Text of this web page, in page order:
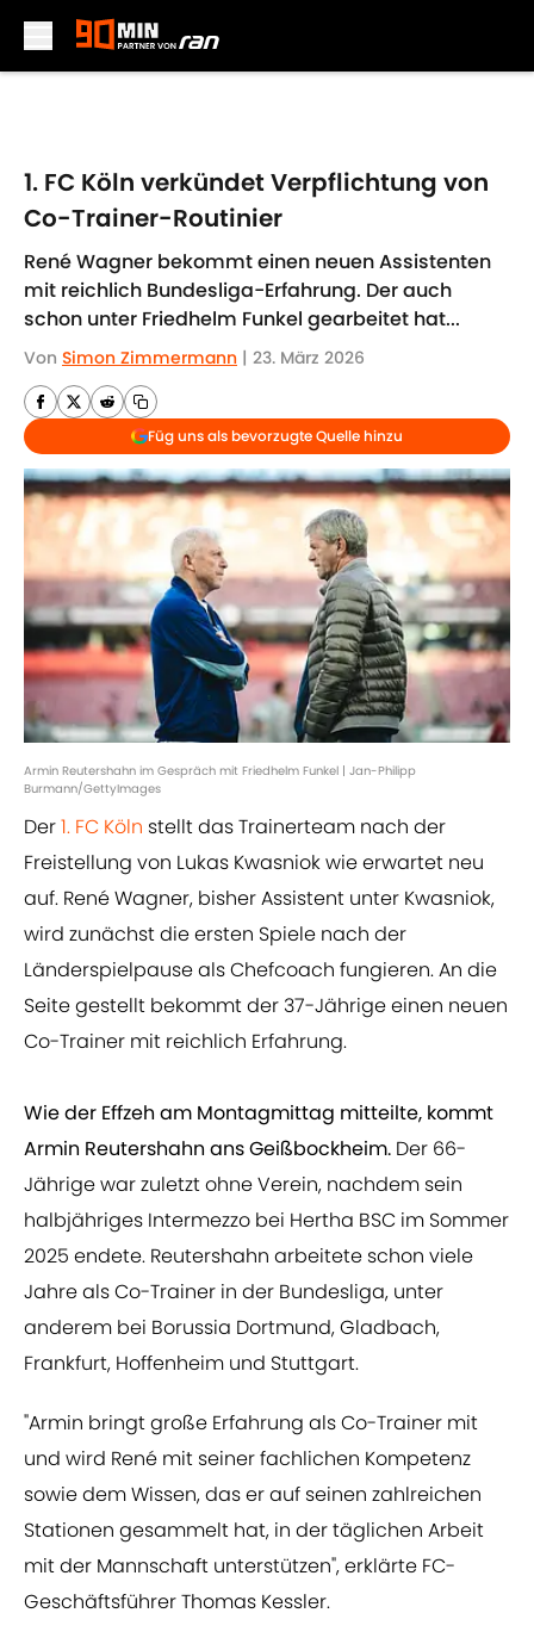
1. FC Köln verkündet Verpflichtung von
Co-Trainer-Routinier
René Wagner bekommt einen neuen Assistenten
mit reichlich Bundesliga-Erfahrung. Der auch
schon unter Friedhelm Funkel gearbeitet hat...
Von Simon Zimmermann | 23. März 2026
Füg uns als bevorzugte Quelle hinzu
Armin Reutershahn im Gespräch mit Friedhelm Funkel | Jan-Philipp
Burmann/GettyImages
Der1. FC Köln stellt das Trainerteam nach der
Freistellung von Lukas Kwasniok wie erwartet neu
auf. René Wagner, bisher Assistent unter Kwasniok,
wird zunächst die ersten Spiele nach der
Länderspielpause als Chefcoach fungieren. An die
Seite gestellt bekommt der 37-Jährige einen neuen
Co-Trainer mit reichlich Erfahrung.
Wie der Effzeh am Montagmittag mitteilte, kommt
Armin Reutershahn ans Geißbockheim. Der 66-
Jährige war zuletzt ohne Verein, nachdem sein
halbjähriges Intermezzo bei Hertha BSC im Sommer
2025 endete. Reutershahn arbeitete schon viele
Jahre als Co-Trainer in der Bundesliga, unter
anderem bei Borussia Dortmund, Gladbach,
Frankfurt, Hoffenheim und Stuttgart.
"Armin bringt große Erfahrung als Co-Trainer mit
und wird René mit seiner fachlichen Kompetenz
sowie dem Wissen, das er auf seinen zahlreichen
Stationen gesammelt hat, in der täglichen Arbeit
mit der Mannschaft unterstützen", erklärte FC-
Geschäftsführer Thomas Kessler.